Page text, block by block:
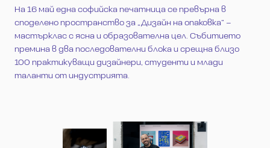
На 16 май една софийска печатница се превърна в
споделено пространство за „Дизайн на опаковка“ –
мастърклас с ясна и образователна цел. Събитието
премина в два последователни блока и срещна близо
100 практикуващи дизайнери, студенти и млади
таланти от индустрията.